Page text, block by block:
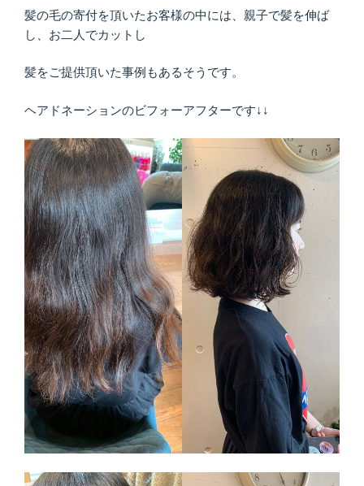
髪の毛の寄付を頂いたお客様の中には、親子で髪を伸ば
し、お二人でカットし
髪をご提供頂いた事例もあるそうです。
ヘアドネーションのビフォーアフターです↓↓